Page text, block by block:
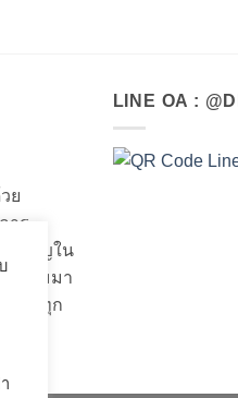
ย
าร
ำนาญใน
ดงามมา
สาวทุก
LINE OA :